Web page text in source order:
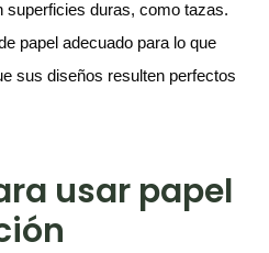
superficies duras, como tazas.
papel adecuado para lo que
sus diseños resulten perfectos
usar papel